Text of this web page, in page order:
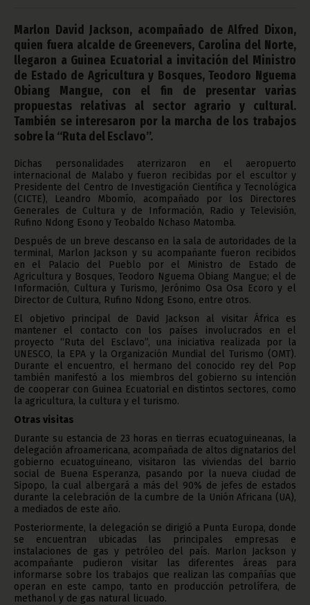
Marlon David Jackson, acompañado de Alfred Dixon,
quien fuera alcalde de Greenevers, Carolina del Norte,
llegaron a Guinea Ecuatorial a invitación del Ministro
de Estado de Agricultura y Bosques, Teodoro Nguema
Obiang Mangue, con el fin de presentar varias
propuestas relativas al sector agrario y cultural.
También se interesaron por la marcha de los trabajos
sobre la “Ruta del Esclavo”.
Dichas personalidades aterrizaron en el aeropuerto
internacional de Malabo y fueron recibidas por el escultor y
Presidente del Centro de Investigación Científica y Tecnológica
(CICTE), Leandro Mbomío, acompañado por los Directores
Generales de Cultura y de Información, Radio y Televisión,
Rufino Ndong Esono y Teobaldo Nchaso Matomba.
Después de un breve descanso en la sala de autoridades de la
terminal, Marlon Jackson y su acompañante fueron recibidos
en el Palacio del Pueblo por el Ministro de Estado de
Agricultura y Bosques, Teodoro Nguema Obiang Mangue; el de
Información, Cultura y Turismo, Jerónimo Osa Osa Ecoro y el
Director de Cultura, Rufino Ndong Esono, entre otros.
El objetivo principal de David Jackson al visitar África es
mantener el contacto con los países involucrados en el
proyecto “Ruta del Esclavo”, una iniciativa realizada por la
UNESCO, la EPA y la Organización Mundial del Turismo (OMT).
Durante el encuentro, el hermano del conocido rey del Pop
también manifestó a los miembros del gobierno su intención
de cooperar con Guinea Ecuatorial en distintos sectores, como
la agricultura, la cultura y el turismo.
Otras visitas
Durante su estancia de 23 horas en tierras ecuatoguineanas, la
delegación afroamericana, acompañada de altos dignatarios del
gobierno ecuatoguineano, visitaron las viviendas del barrio
social de Buena Esperanza, pasando por la nueva ciudad de
Sipopo, la cual albergará a más del 90% de jefes de estados
durante la celebración de la cumbre de la Unión Africana (UA),
a mediados de este año.
Posteriormente, la delegación se dirigió a Punta Europa, donde
se encuentran ubicadas las principales empresas e
instalaciones de gas y petróleo del país. Marlon Jackson y
acompañante pudieron visitar las diferentes áreas para
informarse sobre los trabajos que realizan las compañías que
operan en este campo, tanto en producción petrolífera, de
methanol y de gas natural licuado.